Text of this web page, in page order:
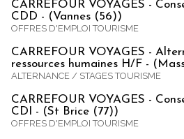
CARREFOUR VOYAGES -
CDD - (Vannes (56))
OFFRES D'EMPLOI TOURISME
CARREFOUR VOYAGES -
ressources humaines H/F -
ALTERNANCE / STAGES TOURISME
CARREFOUR VOYAGES -
CDI - (St Brice (77))
OFFRES D'EMPLOI TOURISME